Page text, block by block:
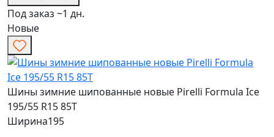
Под заказ ~1 дн.
Новые
Шины зимние шипованные новые Pirelli Formula Ice
195/55 R15 85T
Ширина195